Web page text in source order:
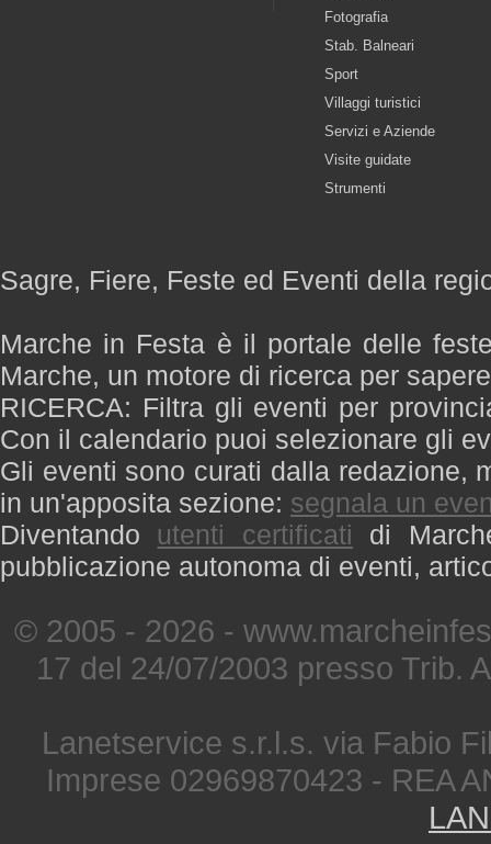
Fotografia
Stab. Balneari
Sport
Villaggi turistici
Servizi e Aziende
Visite guidate
Strumenti
Sagre, Fiere, Feste ed Eventi della
Marche in Festa è il portale delle
Marche, un motore di ricerca per
RICERCA: Filtra gli eventi per
Con il calendario puoi selezionare gli
Gli eventi sono curati dalla redazione,
in un'apposita sezione: segnala un
Diventando utenti certificati di
pubblicazione autonoma di eventi,
© 2005 - 2026 -
17 del 24/07/2003 presso Trib.
Lanetservice s.r.l.s. via Fabio
Imprese 02969870423 - REA